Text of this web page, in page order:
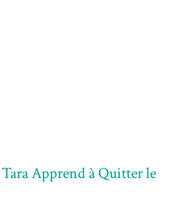
Apprend à Quitter le